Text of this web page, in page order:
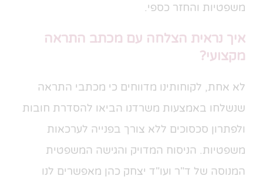
משפטיות והחזר כספי.
איך נראית הצלחה עם מכתב התראה
מקצועי?
לא אחת, לקוחותינו מדווחים כי מכתבי התראה
שנשלחו באמצעות משרדנו הביאו להסדרת חובות
ולפתרון סכסוכים ללא צורך בפנייה לערכאות
משפטיות. הניסוח המדויק והגישה המשפטית
המנוסה של ד"ר ועו"ד יצחק כהן מאפשרים לנו